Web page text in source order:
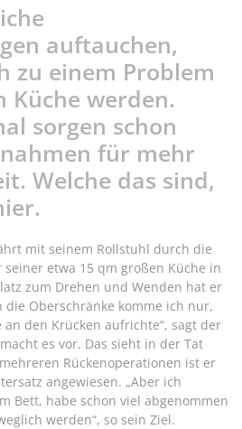
auftauchen,
zu einem Problem
Küche werden.
sorgen schon
für mehr
Welche das sind,
mit seinem Rollstuhl durch die
etwa 15 qm großen Küche in
zum Drehen und Wenden hat er
die Oberschränke komme ich nur,
den Krücken aufrichte“, sagt der
es vor. Das sieht in der Tat
Rückenoperationen ist er
angewiesen. „Aber ich
Bett, habe schon viel abgenommen
werden“, so sein Ziel.